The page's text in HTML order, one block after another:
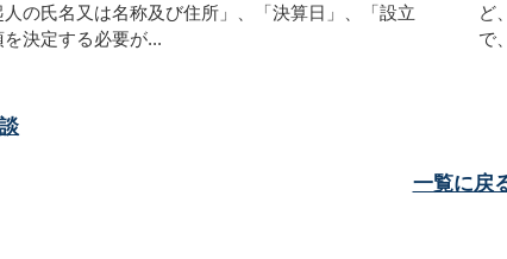
の氏名又は名称及び住所」、「決算日」、「設立
決定する必要が...
ど
で
一覧に戻